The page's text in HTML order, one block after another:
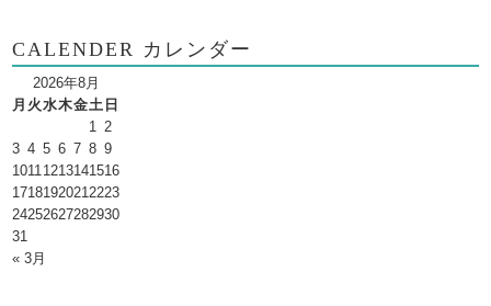
CALENDER カレンダー
2026年8月
月 火水木金土 日
1 2
3 4 5 6 7 8 9
10111213141516
17181920212223
24252627282930
31
« 3月